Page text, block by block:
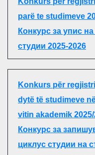
parë te studimeve
Конкурс за упис
студии 2025-2026
Konkurs për
dytë të studimeve
vitin akademik
Конкурс за
циклус студии на